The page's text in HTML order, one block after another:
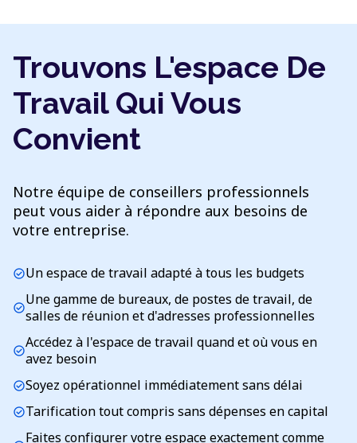
Trouvons L'espace De
Travail Qui Vous
Convient
Notre équipe de conseillers professionnels
peut vous aider à répondre aux besoins de
votre entreprise.
check_circleUn espace de travail adapté à tous les budgets
check_circleUne gamme de bureaux, de postes de travail, de
salles de réunion et d'adresses professionnelles
check_circleAccédez à l'espace de travail quand et où vous en
avez besoin
check_circleSoyez opérationnel immédiatement sans délai
check_circleTarification tout compris sans dépenses en capital
Faites configurer votre espace exactement comme